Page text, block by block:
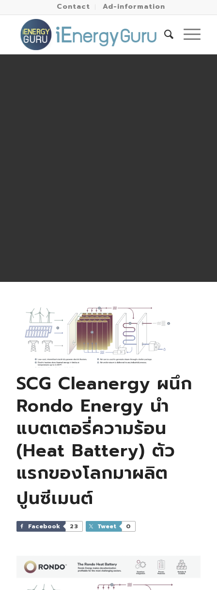
Contact Ad-information
SCG Cleanergy ผนึก
Rondo Energy นำ
แบตเตอรี่ความร้อน
(Heat Battery) ตัว
แรกของโลกมาผลิต
ปูนซีเมนต์
Facebook 23 Tweet 0